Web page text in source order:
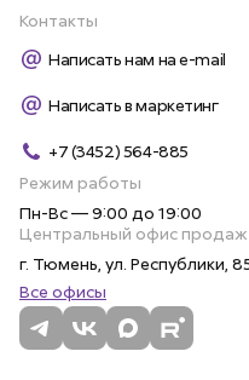
Контакты
Написать нам на e-mail
Написать в маркетинг
+7 (3452) 564-885
Режим работы
Пн-Вс — 9:00 до 19:00
Центральный офис продаж
г. Тюмень, ул. Республики,
Все офисы